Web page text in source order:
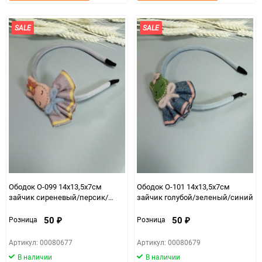
SALE
Ободок О-099 14х13,5х7см
зайчик сиреневый/персик/
Розница 50 ₽
Артикул: 00080677
В наличии
SALE
Ободок О-101 14х13,5х7см
зайчик голубой/зеленый/синий
Розница 50 ₽
Артикул: 00080679
В наличии